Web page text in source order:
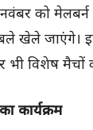
को
खेले जाएंगे।
भी विशेष मैचों
कार्यक्रम